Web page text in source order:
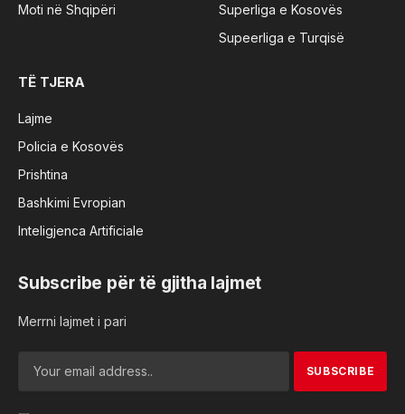
Moti në Shqipëri
Superliga e Kosovës
Supeerliga e Turqisë
TË TJERA
Lajme
Policia e Kosovës
Prishtina
Bashkimi Evropian
Inteligjenca Artificiale
Subscribe për të gjitha lajmet
Merrni lajmet i pari